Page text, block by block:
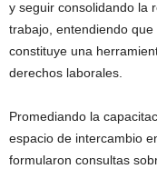
y seguir consolidando la
trabajo, entendiendo
constituye una
derechos laborales.
Promediando la
espacio de intercambio
formularon consultas